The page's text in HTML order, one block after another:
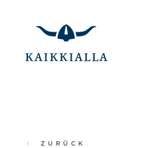
ZURÜCK